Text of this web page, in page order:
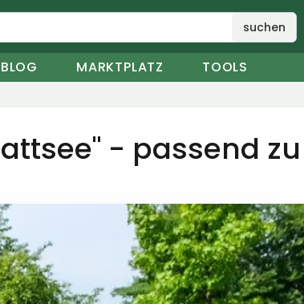
suchen
BLOG MARKTPLATZ TOOLS
- passend zu